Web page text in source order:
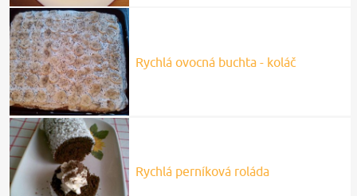
Rychlá ovocná buchta - koláč
Rychlá perníková roláda